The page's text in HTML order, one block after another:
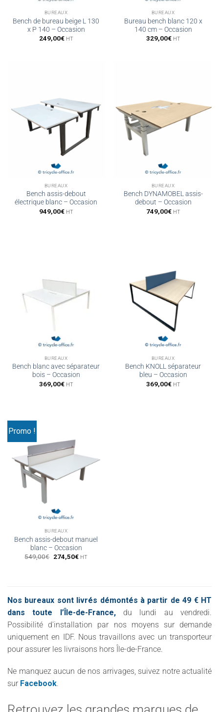
BUREAUX
Bench de bureau beige L 130
x P 140 – Occasion
249,00€ HT
BUREAUX
Bureau bench blanc 120 x
140 cm – Occasion
329,00€ HT
BUREAUX
Bench assis-debout
électrique blanc – Occasion
949,00€ HT
BUREAUX
Bench DYNAMOBEL assis-
debout – Occasion
749,00€ HT
BUREAUX
Bench blanc avec séparateur
bois – Occasion
369,00€ HT
BUREAUX
Bench KNOLL séparateur
bleu – Occasion
369,00€ HT
Promo !
BUREAUX
Bench assis-debout manuel
blanc – Occasion
549,00€ Le
274,50€LeHT
Nos bureaux sont livrés démontés à partir de 49 € HT
dans toute l’Île-de-France,du lundi au vendredi.
Possibilité d'installation par nos moyens sur demande
uniquement en IDF. Nous travaillons avec un transporteur
pour assurer les livraisons hors Île-de-France.
Ne manquez aucun de nos arrivages, suivez notre actualité
sur Facebook.